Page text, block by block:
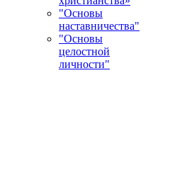
"Основы
наставничества"
"Основы
целостной
личности"